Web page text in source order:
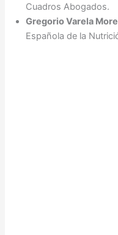
Cuadros Abogados.
Gregorio Varela
Española de la